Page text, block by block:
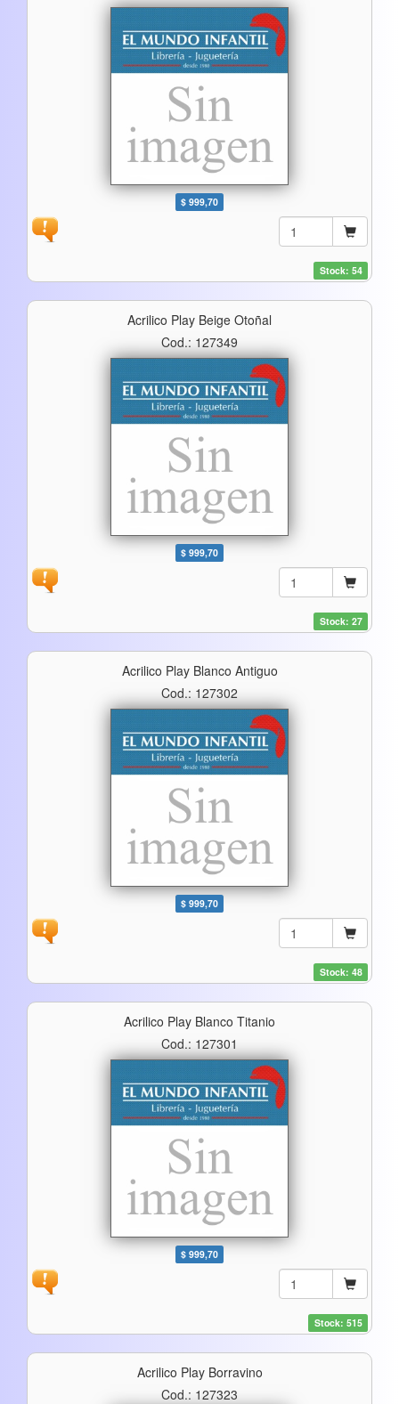
$ 999,70
Stock: 54
Acrilico Play Beige Otoñal
Cod.: 127349
$ 999,70
Stock: 27
Acrilico Play Blanco Antiguo
Cod.: 127302
$ 999,70
Stock: 48
Acrilico Play Blanco Titanio
Cod.: 127301
$ 999,70
Stock: 515
Acrilico Play Borravino
Cod.: 127323